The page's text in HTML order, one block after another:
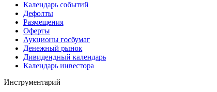
Календарь событий
Дефолты
Размещения
Оферты
Аукционы госбумаг
Денежный рынок
Дивидендный календарь
Календарь инвестора
Инструментарий